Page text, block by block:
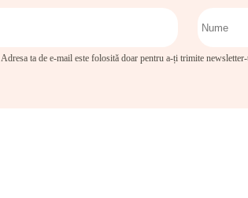
Adresa ta de e-mail este folosită doar pentru a-ți trimite